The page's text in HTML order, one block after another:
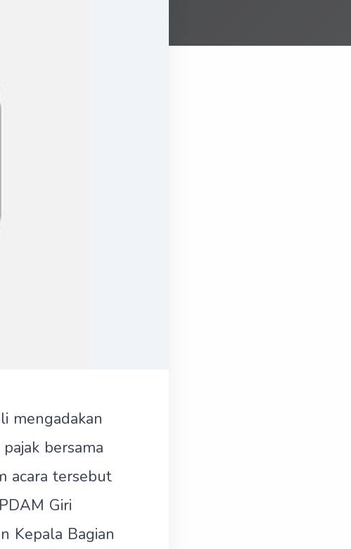
mengadakan
bersama
acara tersebut
Giri
Kepala Bagian